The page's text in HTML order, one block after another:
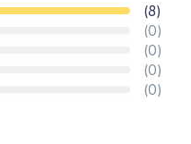
(8)
(0)
(0)
(0)
(0)